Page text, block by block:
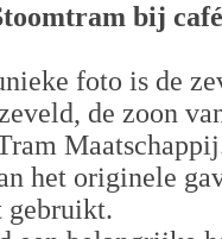
bij
foto is de
de zoon
het originele
gebruikt.